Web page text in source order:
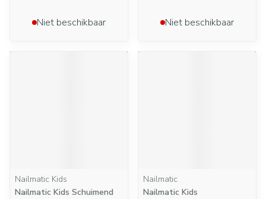
Niet beschikbaar Niet beschikbaar
Nailmatic Kids
Nailmatic Kids Schuimend
Nailmatic
Nailmatic Kids